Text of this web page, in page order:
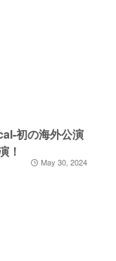
初の海外公演
！
May 30, 2024